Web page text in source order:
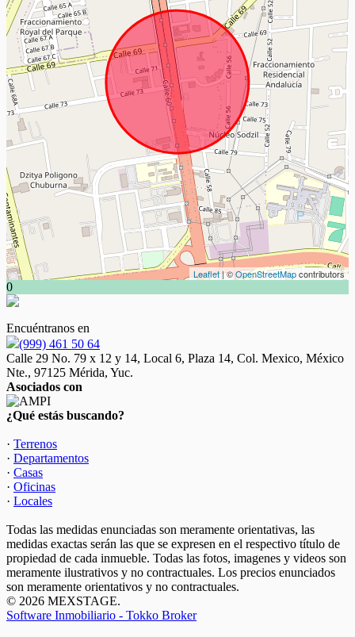
Leaflet| ©OpenStreetMapcontributors
0
Encuéntranos en
(999) 461 50 64
Calle 29 No. 79 x 12 y 14, Local 6, Plaza 14, Col. Mexico, México
Nte., 97125 Mérida, Yuc.
Asociados con
¿Qué estás buscando?
· Terrenos
· Departamentos
· Casas
· Oficinas
· Locales
Todas las medidas enunciadas son meramente orientativas, las
medidas exactas serán las que se expresen en el respectivo título de
propiedad de cada inmueble. Todas las fotos, imagenes y videos son
meramente ilustrativos y no contractuales. Los precios enunciados
son meramente orientativos y no contractuales.
© 2026 MEXSTAGE.
Software Inmobiliario - Tokko Broker